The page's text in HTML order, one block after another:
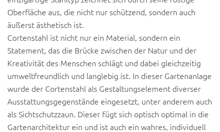
Oberfläche aus, die nicht nur schützend, sondern auch
äußerst ästhetisch ist.
Cortenstahl ist nicht nur ein Material, sondern ein
Statement, das die Brücke zwischen der Natur und der
Kreativität des Menschen schlägt und dabei gleichzeitig
umweltfreundlich und langlebig ist. In dieser Gartenanlage
wurde der Cortenstahl als Gestaltungselement diverser
Ausstattungsgegenstände eingesetzt, unter anderem auch
als Sichtschutzzaun. Dieser fügt sich optisch optimal in die
Gartenarchitektur ein und ist auch ein wahres, individuell